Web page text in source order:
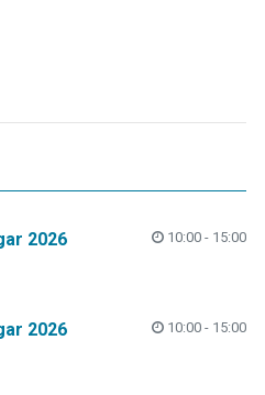
2026
10:00 - 15:00
2026
10:00 - 15:00